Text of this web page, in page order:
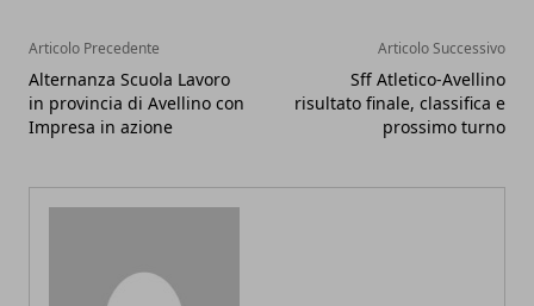
Articolo Precedente
Alternanza Scuola Lavoro
in provincia di Avellino con
Impresa in azione
Articolo Successivo
Sff Atletico-Avellino
risultato finale, classifica e
prossimo turno